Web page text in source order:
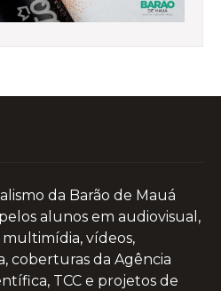
da Barão de Mauá
alunos em audiovisual,
multimídia, vídeos,
coberturas da Agência
TCC e projetos de